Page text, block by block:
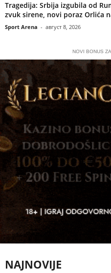
Tragedija: Srbija izgubila od
zvuk sirene, novi poraz Orlića
Sport Arena - август 8, 2026
NOVI BONUS
NAJNOVIJE